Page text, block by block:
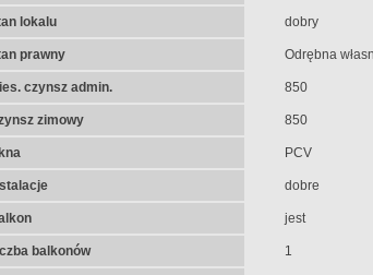
lokalu dobry
prawny Odrębna
czynsz admin. 850
zimowy 850
PCV
dobre
jest
balkonów 1